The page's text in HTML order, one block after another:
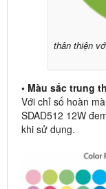
thân thiện
• Màu sắc trung
Với chỉ số hoàn
SDAD512 12W
khi sử dụng.